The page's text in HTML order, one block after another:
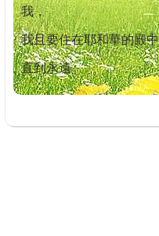
我，
我且要住在耶和華的殿
直到永遠。